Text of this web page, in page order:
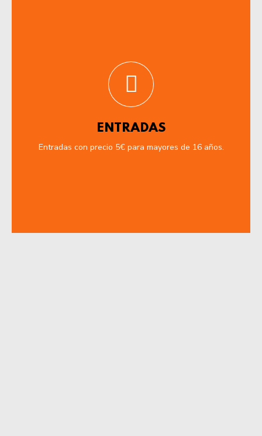
ENTRADAS
Entradas con precio 5€ para mayores de 16 años.